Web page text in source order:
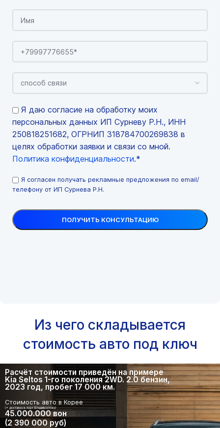
Я даю согласие на обработку моих
персональных данных ИП Сурневу Р.Н., ИНН
250818251682, ОГРНИП 318784700269838 в
целях обработки заявки и связи со мной.
Политика конфиденциальности.*
Я согласен получать рекламные предложения по email/
телефону от ИП Сурнева Р.Н.
Из чего складывается
стоимость авто под ключ
Расчёт стоимости приведён на примере
Kia Seltos 1-го поколения 2WD. 2.0 бензин,
2023 год, пробег 17 000 км.
Стоимость авто в Корее
(+ доставка в порт Владивостока)
45.000.000 вон
(2 390 000 руб)